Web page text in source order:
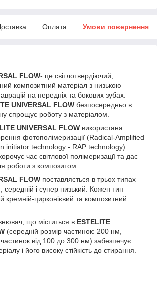
Оплата Умови повернення
FLOW- це світлотвердіючий,
композитний матеріал з низькою
на передніх та бокових зубах.
UNIVERSAL FLOW безпосередньо в
спрощує роботу з матеріалом.
UNIVERSAL FLOW використана
фотополімеризації (Radical-Amplified
initiator technology - RAP technology).
час світлової полімеризації та дає
роботи з композитом.
FLOW поставляється в трьох типах
середній і супер низький. Кожен тип
кремній-цирконієвий та композитний
що міститься в ESTELITE
(середній розмір частинок: 200 нм,
частинок від 100 до 300 нм) забезпечує
і його високу стійкість до стирання.